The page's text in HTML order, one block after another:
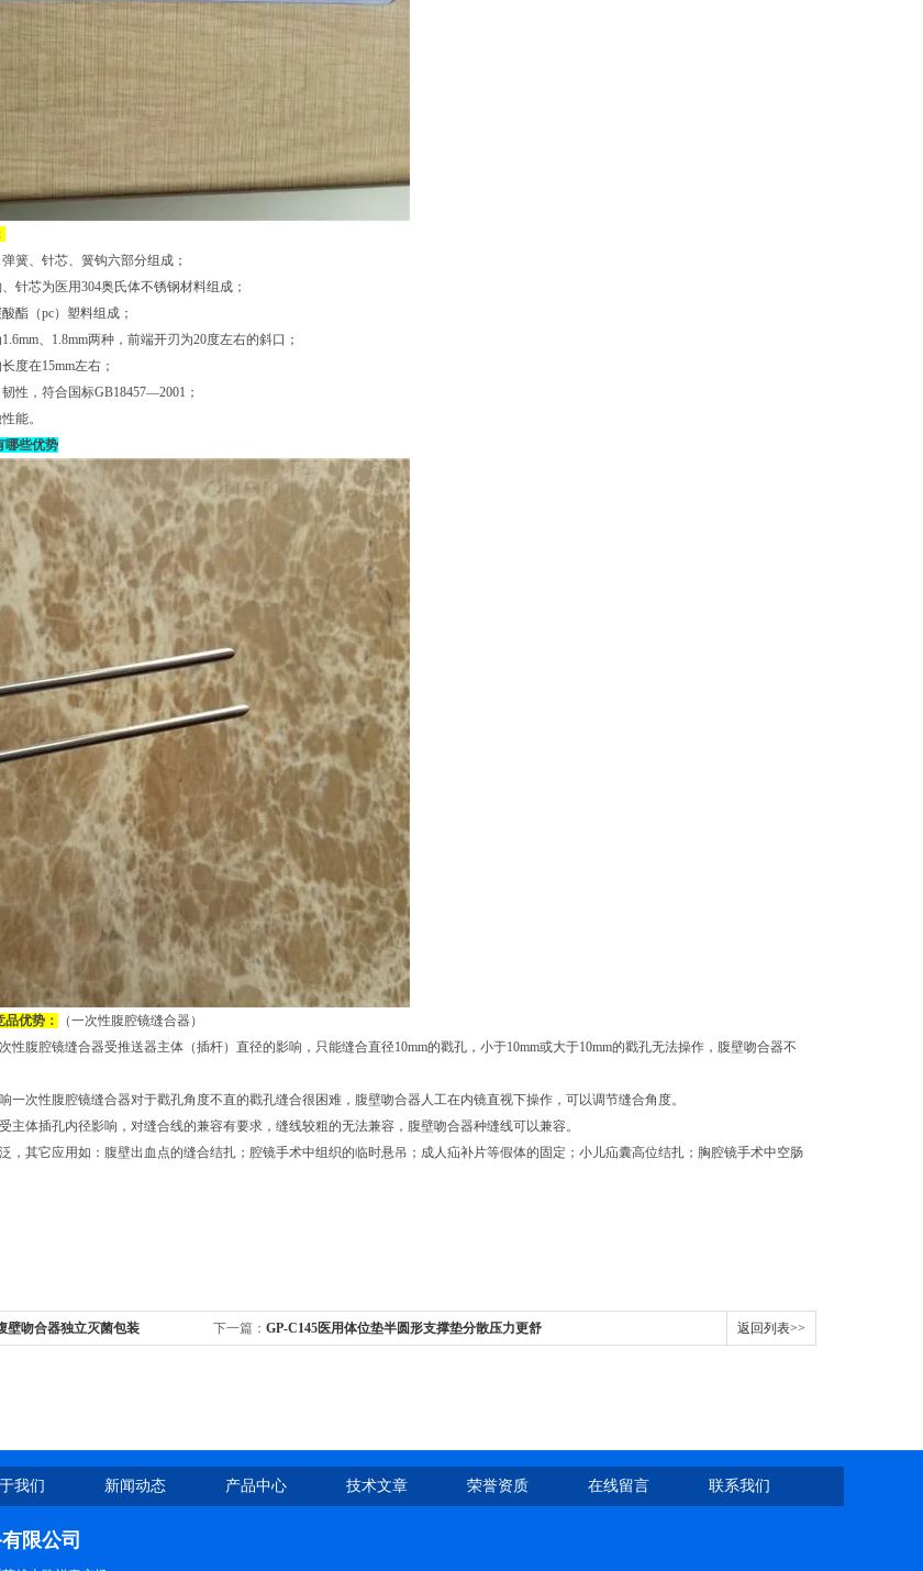
簧、针芯、簧钩六部分组成；
针芯为医用304奥氏体不锈钢材料组成；
酯（pc）塑料组成；
、1.8mm两种，前端开刃为20度左右的斜口；
度在15mm左右；
性，符合国标GB18457—2001；
能。
哪些优势
优势：
（一次性腹腔镜缝合器）
性腹腔镜缝合器受推送器主体（插杆）直径的影响，只能缝合直径10mm的戳孔，小于10mm或大于10mm的戳孔无法操作，腹壁吻合器不
一次性腹腔镜缝合器对于戳孔角度不直的戳孔缝合很困难，腹壁吻合器人工在内镜直视下操作，可以调节缝合角度。
主体插孔内径影响，对缝合线的兼容有要求，缝线较粗的无法兼容，腹壁吻合器种缝线可以兼容。
，其它应用如：腹壁出血点的缝合结扎；腔镜手术中组织的临时悬吊；成人疝补片等假体的固定；小儿疝囊高位结扎；胸腔镜手术中空肠
壁吻合器独立灭菌包装 下一篇： GP-C145医用体位垫半圆形支撑垫分散压力更舒 返回列表>>
我们 新闻动态 产品中心 技术文章 荣誉资质 在线留言 联系我们
限公司